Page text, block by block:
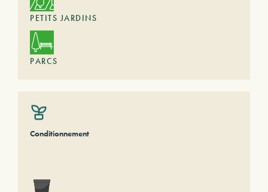
PETITS JARDINS
PARCS
Conditionnement